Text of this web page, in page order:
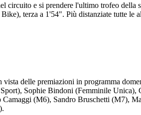
e si prendere l'ultimo trofeo della
terza a 1'54". Più distanziate tutte le
delle premiazioni in programma
Sophie Bindoni (Femminile
(M6), Sandro Bruschetti (M7),